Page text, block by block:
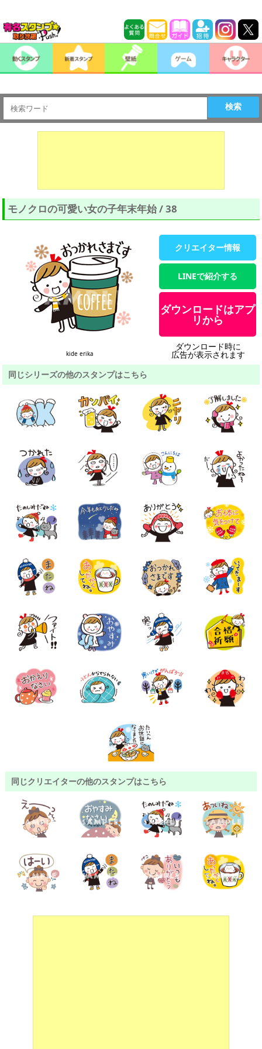
検索
モノクロの可愛い女の子年末年始 / 38
kide erika
クリエイター情報
LINEで紹介する
ダウンロードはアプ
リから
ダウンロード時に
広告が表示されます
同じシリーズの他のスタンプはこちら
同じクリエイターの他のスタンプはこちら